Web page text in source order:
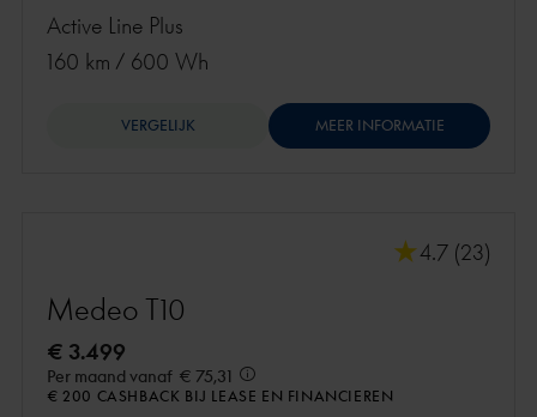
Active Line Plus
160 km / 600 Wh
VERGELIJK MEER INFORMATIE
4.7 (23)
Medeo T10
€ 3.499
Per maand vanaf € 75,31
€ 200 CASHBACK BIJ LEASE EN FINANCIEREN